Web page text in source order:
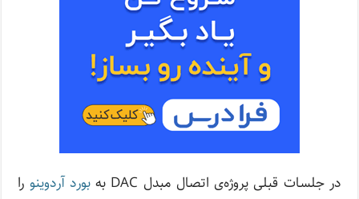
در جلسات قبلی پروژه‌ی اتصال مبدل DAC به بورد آردوینو را